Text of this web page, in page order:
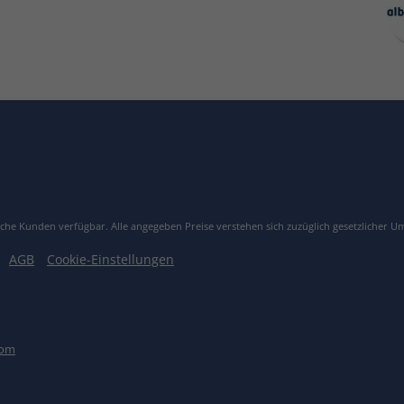
Kunden verfügbar. Alle angegeben Preise verstehen sich zuzüglich gesetzlicher
AGB Cookie-Einstellungen